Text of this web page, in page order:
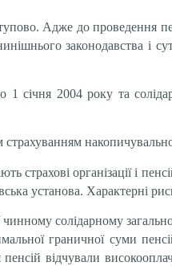
Адже до проведення
законодавства і
1 січня 2004 року та
організації і
установа. Характерні
солідарному
граничної суми
відчували